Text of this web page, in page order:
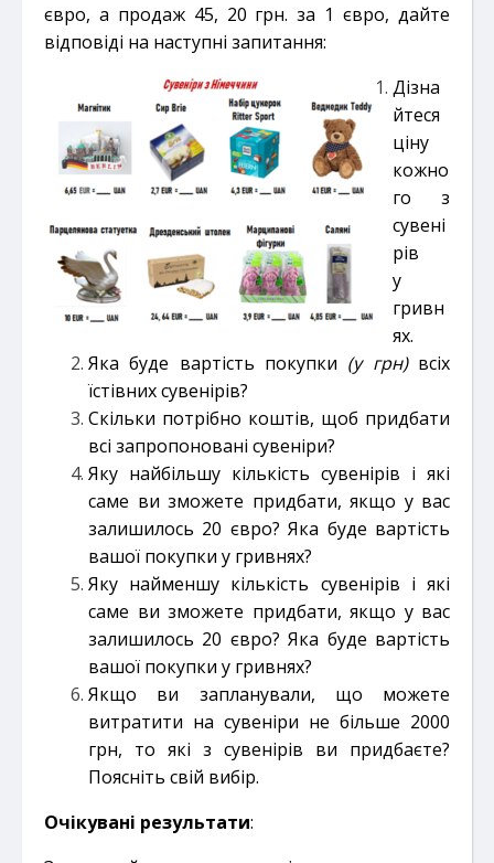
євро, а продаж 45, 20 грн. за 1 євро, дайте
відповіді на наступні запитання:
Дізна
йтеся
ціну
кожно
го з
сувені
рів
у
гривн
ях.
Яка буде вартість покупки (у грн)всіх
їстівних сувенірів?
Скільки потрібно коштів, щоб придбати
всі запропоновані сувеніри?
Яку найбільшу кількість сувенірів і які
саме ви зможете придбати, якщо у вас
залишилось 20 євро? Яка буде вартість
вашої покупки у гривнях?
Яку найменшу кількість сувенірів і які
саме ви зможете придбати, якщо у вас
залишилось 20 євро? Яка буде вартість
вашої покупки у гривнях?
Якщо ви запланували, що можете
витратити на сувеніри не більше 2000
грн, то які з сувенірів ви придбаєте?
Поясніть свій вибір.
Очікувані результати: